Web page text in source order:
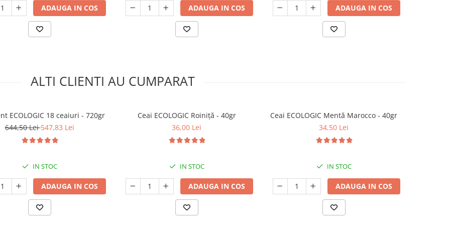
ADAUGA IN COS ADAUGA IN COS ADAUGA IN COS
ALTI CLIENTI AU CUMPARAT
ECOLOGIC 18 ceaiuri - 720gr
644,50 Lei547,83 Lei
IN STOC
ADAUGA IN COS
Ceai ECOLOGIC Roiniță - 40gr
36,00 Lei
IN STOC
ADAUGA IN COS
Ceai ECOLOGIC Mentă Marocco - 40gr
34,50 Lei
IN STOC
ADAUGA IN COS